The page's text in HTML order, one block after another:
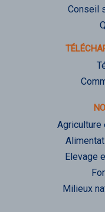
Conseil
Agriculture
Elevage
Milieux